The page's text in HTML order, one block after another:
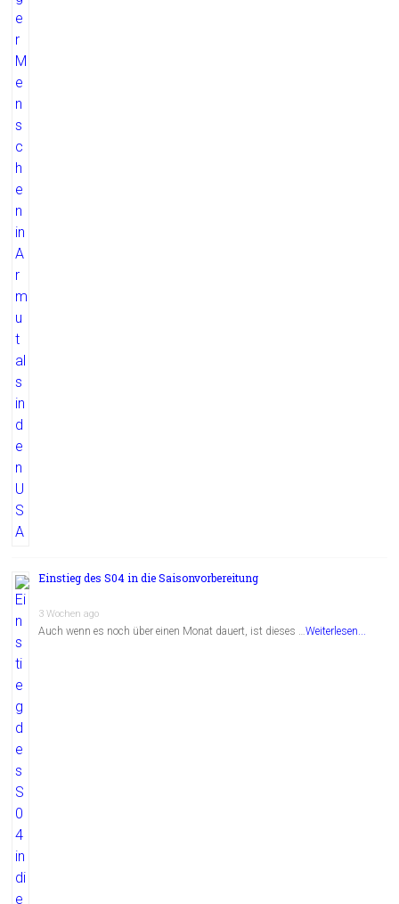
Einstieg des S04 in die Saisonvorbereitung
3 Wochen ago
Auch wenn es noch über einen Monat dauert, ist dieses …Weiterlesen...